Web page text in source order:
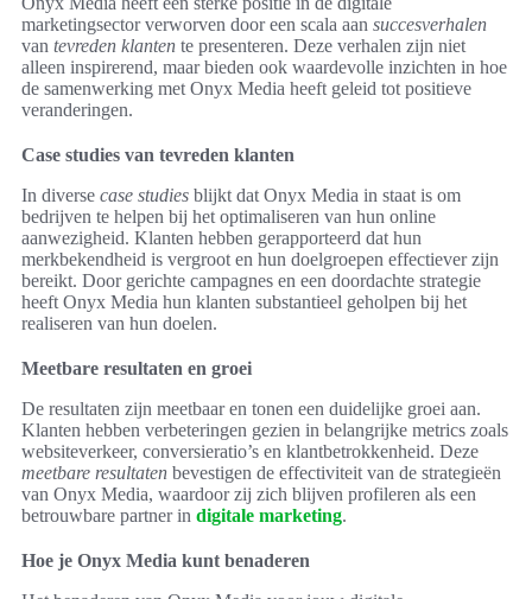
marketingsector verworven door een scala aan succesverhalen
van tevreden klanten te presenteren. Deze verhalen zijn niet
alleen inspirerend, maar bieden ook waardevolle inzichten in hoe
de samenwerking met Onyx Media heeft geleid tot positieve
veranderingen.
Case studies van tevreden klanten
In diverse case studies blijkt dat Onyx Media in staat is om
bedrijven te helpen bij het optimaliseren van hun online
aanwezigheid. Klanten hebben gerapporteerd dat hun
merkbekendheid is vergroot en hun doelgroepen effectiever zijn
bereikt. Door gerichte campagnes en een doordachte strategie
heeft Onyx Media hun klanten substantieel geholpen bij het
realiseren van hun doelen.
Meetbare resultaten en groei
De resultaten zijn meetbaar en tonen een duidelijke groei aan.
Klanten hebben verbeteringen gezien in belangrijke metrics zoals
websiteverkeer, conversieratio’s en klantbetrokkenheid. Deze
meetbare resultaten bevestigen de effectiviteit van de strategieën
van Onyx Media, waardoor zij zich blijven profileren als een
betrouwbare partner in digitale marketing.
Hoe je Onyx Media kunt benaderen